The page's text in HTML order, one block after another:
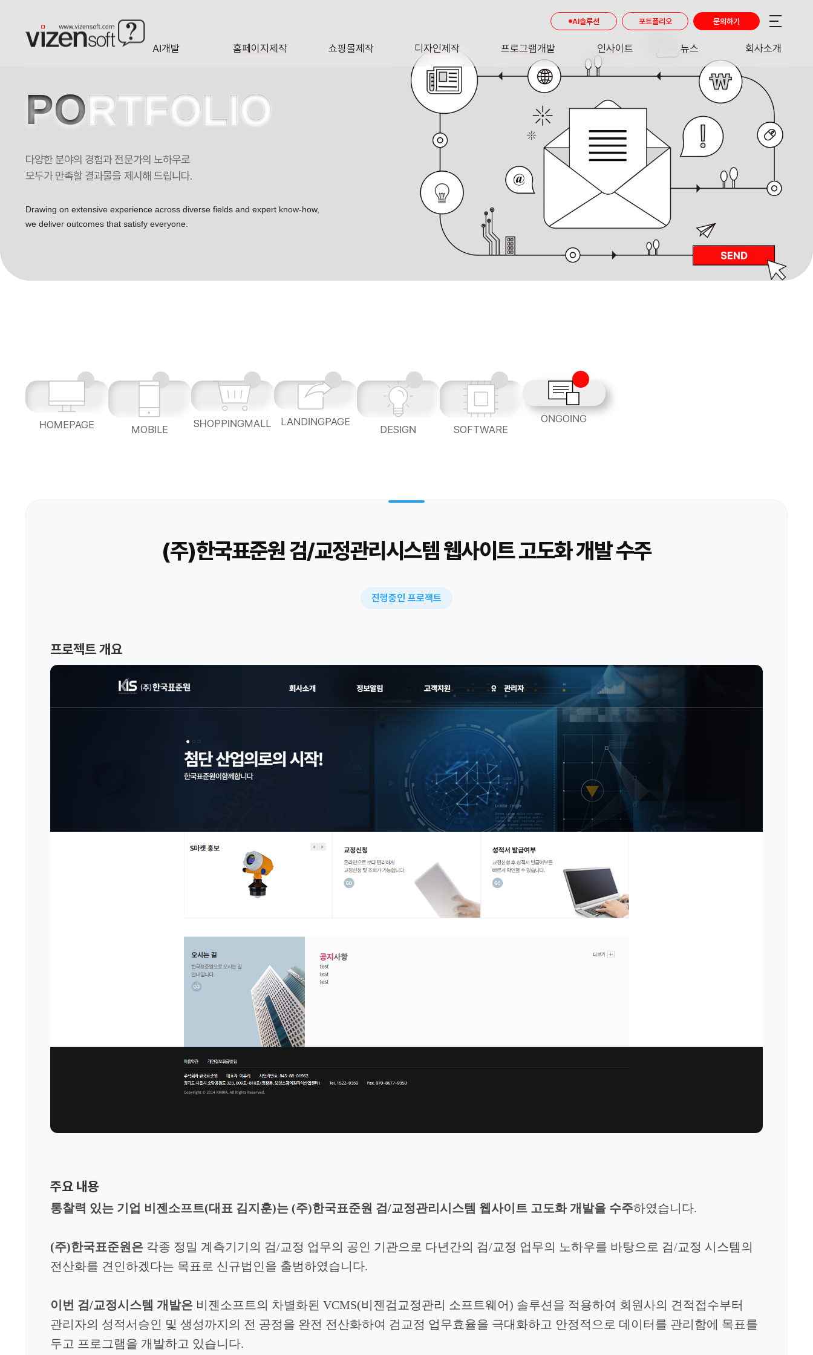
AI개발 홈페이지제작 쇼핑몰제작 디자인제작
DESIGN
프로그램개발
SOFTWARE
인사이트
INSIGHT
뉴스
NEWS
회사소개
AI솔루션 포트폴리오 문의하기
PORTFOLIO
다양한 분야의 경험과 전문가의 노하우로
모두가 만족할 결과물을 제시해 드립니다.
Drawing on extensive experience across diverse fields and expert know-how,
we deliver outcomes that satisfy everyone.
HOMEPAGE MOBILE SHOPPINGMALL LANDINGPAGE
DESIGN SOFTWARE
ONGOING
(주)한국표준원 검/교정관리시스템 웹사이트 고도화 개발 수주
진행중인 프로젝트
프로젝트 개요
주요 내용
통찰력 있는 기업 비젠소프트(대표 김지훈)는 (주)한국표준원 검/교정관리 시스템 웹사이트 고도화 개발을 수주하였습니다.
(주)한국표준원은 각종 정밀 계측기기의 검/교정 업무의 공인 기관으로 다년간의 검/교정 업무의 노하우를 바탕으로 검/교정 시스템의
전산화를 견인하겠다는 목표로 신규법인을 출범하였습니다.
이번 검/교정시스템 개발은 비젠소프트의 차별화된 VCMS(비젠검교정관리 소프트웨어) 솔루션을 적용하여 회원사의 견적접수부터
관리자의 성적서승인 및 생성까지의 전 공정을 완전 전산화하여 검교정 업무효율을 극대화하고 안정적으로 데이터를 관리함에 목표를
두고 프로그램을 개발하고 있습니다.